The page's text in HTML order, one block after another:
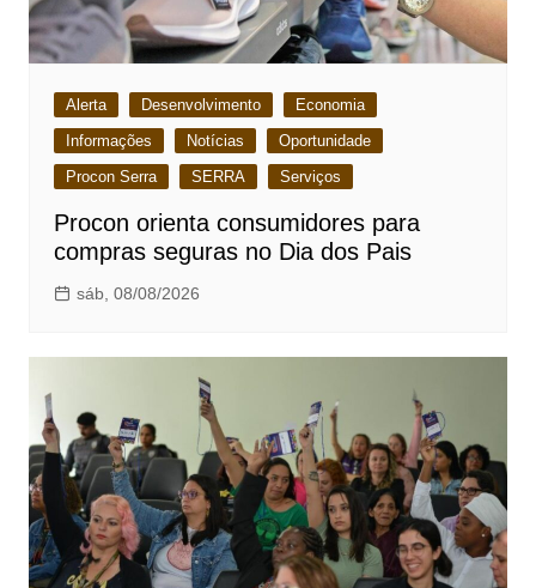
Alerta Desenvolvimento
Economia
Informações
Notícias
Oportunidade
Procon Serra
SERRA Serviços
Procon orienta consumidores para
compras seguras no Dia dos Pais
sáb, 08/08/2026